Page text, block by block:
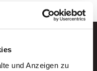
und Anzeigen zu